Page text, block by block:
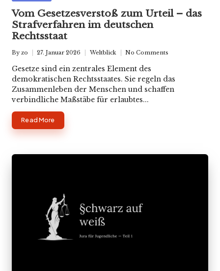
Vom Gesetzesverstoß zum Urteil – das
Strafverfahren im deutschen
Rechtsstaat
Posted
by
By zo 27. Januar 2026
in
Weltblick No Comments
Gesetze sind ein zentrales Element des
demokratischen Rechtsstaates. Sie regeln das
Zusammenleben der Menschen und schaffen
verbindliche Maßstäbe für erlaubtes...
Read More